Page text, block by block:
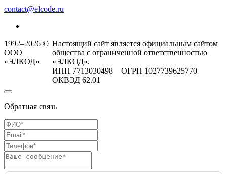
contact@elcode.ru
1992–2026 ©
ООО
«ЭЛКОД»
Настоящий сайт является официальным сайтом
общества с ограниченной ответственностью
«ЭЛКОД».
ИНН 7713030498 ОГРН 1027739625770
ОКВЭД 62.01
Обратная связь